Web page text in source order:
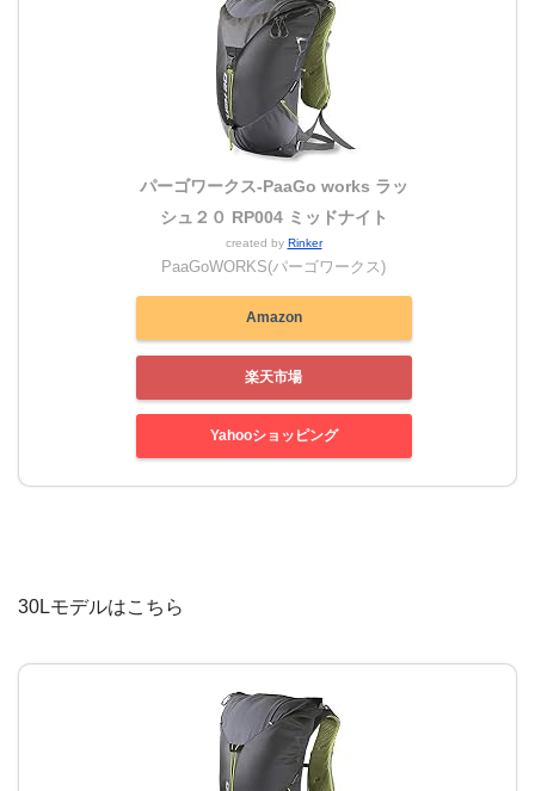
パーゴワークス-PaaGo works ラッ
シュ２０ RP004 ミッドナイト
created by Rinker
PaaGoWORKS(パーゴワークス)
Amazon
楽天市場
Yahooショッピング
30Lモデルはこちら